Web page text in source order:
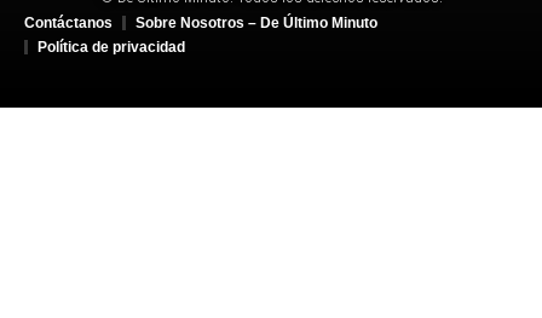
Contáctanos
Sobre Nosotros – De Último Minuto
Política de privacidad